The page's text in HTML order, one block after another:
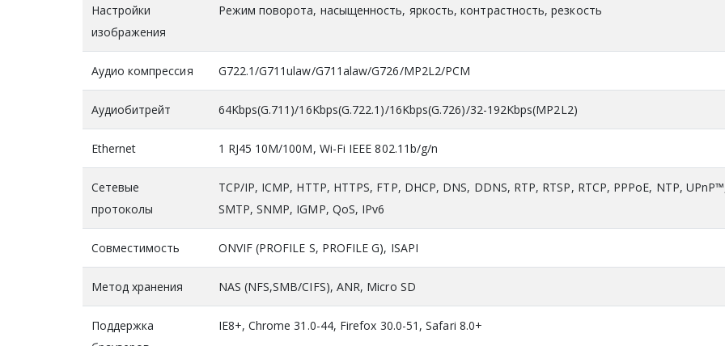
Настройки
изображения
Режим поворота, насыщенность, яркость, контрастность, резкость
Аудио компрессия G722.1/G711ulaw/G711alaw/G726/MP2L2/PCM
Аудиобитрейт 64Kbps(G.711)/16Kbps(G.722.1)/16Kbps(G.726)/32-192Kbps(MP2L2)
Ethernet 1 RJ45 10M/100M, Wi-Fi IEEE 802.11b/g/n
Сетевые
протоколы
TCP/IP, ICMP, HTTP, HTTPS, FTP, DHCP, DNS, DDNS, RTP, RTSP, RTCP, PPPoE, NTP,
SMTP, SNMP, IGMP, QoS, IPv6
Совместимость ONVIF (PROFILE S, PROFILE G), ISAPI
Метод хранения NAS (NFS,SMB/CIFS), ANR, Micro SD
Поддержка
IE8+, Chrome 31.0-44, Firefox 30.0-51, Safari 8.0+